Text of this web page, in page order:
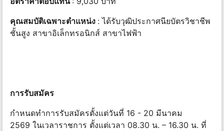
คุณสมบัติเฉพาะตำแหน่ง : ได้รับวุฒิประกาศนียบัตรวิชาชีพ
ชั้นสูง สาขาอิเล็กทรอนิกส์ สาขาไฟฟ้า
การรับสมัคร
กำหนดทำการรับสมัครตั้งแต่วันที่ 16 - 20 มีนาคม
2569 ในเวลาราชการ ตั้งแต่เวลา 08.30 น. – 16.30 น. ที่